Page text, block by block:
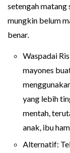
setengah
mungkin belum
benar.
Waspadai
mayones
yang lebih
mentah,
anak, ibu
Alternatif: